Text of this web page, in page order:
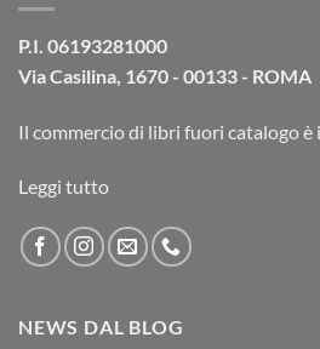
P.I. 06193281000
Via Casilina, 1670 - 00133 - ROMA
Il commercio di libri fuori catalogoè
Leggi tutto
NEWS DAL BLOG